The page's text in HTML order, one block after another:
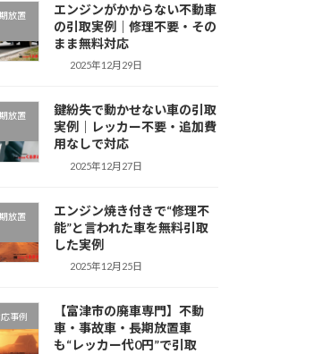
放置
エンジンがかからない不動車
の引取実例｜修理不要・その
まま無料対応
2025年12月29日
放置
鍵紛失で動かせない車の引取
実例｜レッカー不要・追加費
用なしで対応
2025年12月27日
放置
エンジン焼き付きで“修理不
能”と言われた車を無料引取
した実例
2025年12月25日
事例
【富津市の廃車専門】不動
車・事故車・長期放置車
も“レッカー代0円”で引取